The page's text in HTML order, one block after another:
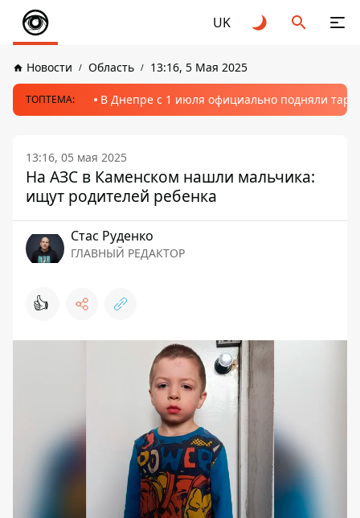
UK
Новости Область 13:16, 5 Мая 2025
ТОПТЕМА: В Днепре с 1 июля официально подняли
13:16, 05 мая 2025
На АЗС в Каменском нашли мальчика:
ищут родителей ребенка
Стаc Руденко
ГЛАВНЫЙ РЕДАКТОР
👍